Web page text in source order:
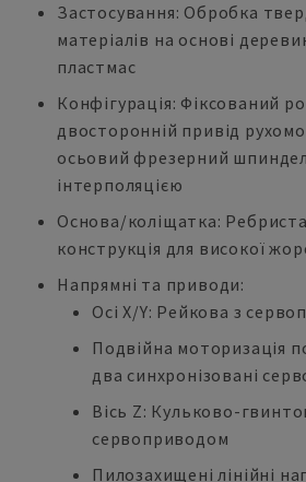
Застосування: Обробка
матеріалів на основі
пластмас
Конфігурація: Фіксований
двосторонній привід
осьовий фрезерний
інтерполяцією
Основа/коліщатка:
конструкція для високої
Напрямні та приводи:
Осі X/Y: Рейкова з
Подвійна моторизація
два синхронізовані
Вісь Z: Кульково-
сервоприводом
Пилозахищені лінійні